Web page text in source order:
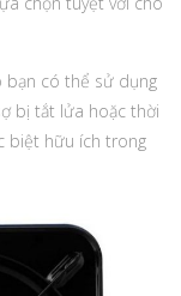
bạn có thể sử dụng
bị tắt lửa hoặc thời
biệt hữu ích trong